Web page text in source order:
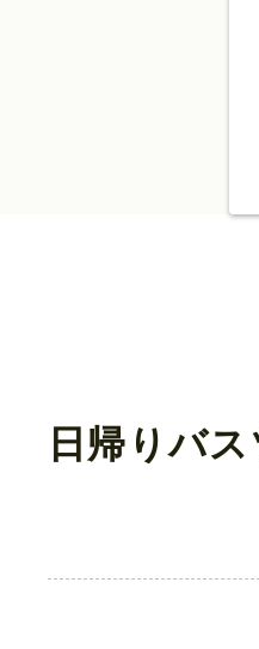
日帰りバ